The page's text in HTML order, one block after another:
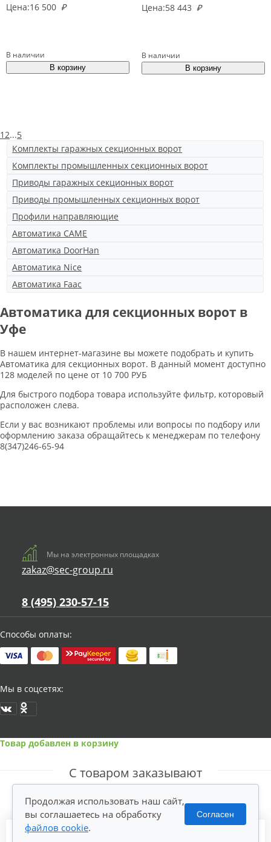
Цена:16 500 ₽
В наличии
Цена:58 443 ₽
В наличии
12...5
Комплекты гаражных секционных ворот
Комплекты промышленных секционных ворот
Приводы гаражных секционных ворот
Приводы промышленных секционных ворот
Профили направляющие
Автоматика CAME
Автоматика DoorHan
Автоматика Nice
Автоматика Faac
Автоматика для секционных ворот в
Уфе
В нашем интернет-магазине вы можете подобрать и купить
Автоматика для секционных ворот. В данный момент доступно
128 моделей по цене от 10 700 РУБ
Для быстрого подбора товара используйте фильтр, которовый
расположен слева.
Если у вас возникают проблемы или вопросы по подбору или
оформлению заказа обращайтесь к менеджерам по телефону
8(347)246-65-94
Мы на электронных площадках
zakaz@sec-group.ru
8 (495) 230-57-15
Способы оплаты:
Мы в соцсетях:
Товар добавлен в корзину
С товаром заказывают
Продолжая использовать наш сайт,
вы соглашаетесь на обработку
файлов cookie.
Согласен